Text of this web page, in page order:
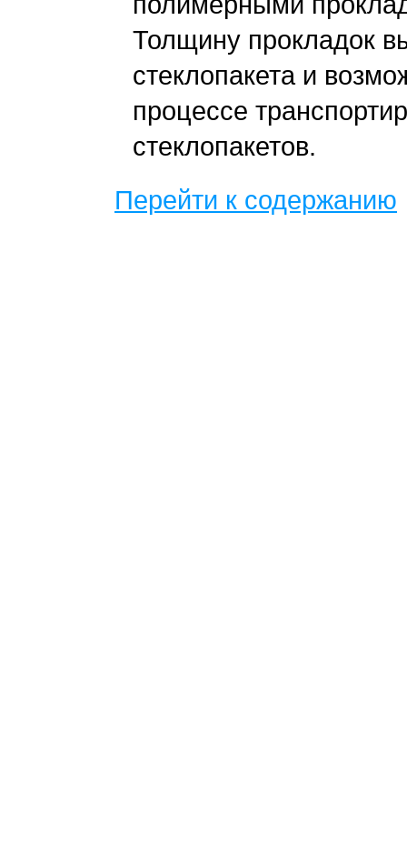
Толщину прокладок
стеклопакета и
процессе
стеклопакетов.
Перейти к содержанию